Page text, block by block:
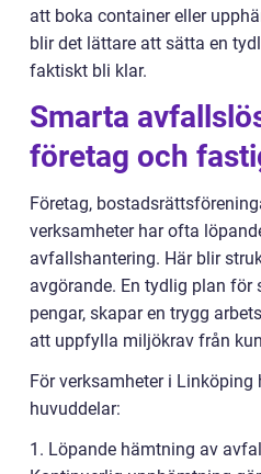
att boka container eller
blir det lättare att sätta en
faktiskt bli klar.
Smarta
företag och
Företag,
verksamheter har ofta
avfallshantering. Här blir
avgörande. En tydlig plan för
pengar, skapar en trygg
att uppfylla miljökrav från
För verksamheter i
huvuddelar:
1. Löpande hämtning av